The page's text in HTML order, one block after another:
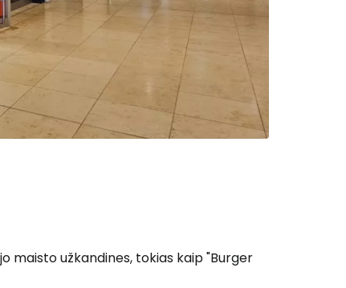
maisto užkandines, tokias kaip "Burger